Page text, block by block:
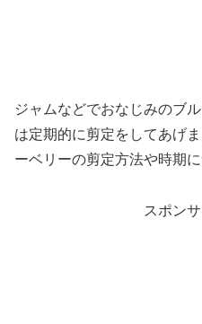
ジャムなどでおなじみのブ
は定期的に剪定をしてあげ
ーベリーの剪定方法や時期
スポン